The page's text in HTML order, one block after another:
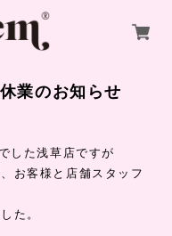
業のお知らせ
した浅草店ですが
お客様と店舗スタッフ
た。